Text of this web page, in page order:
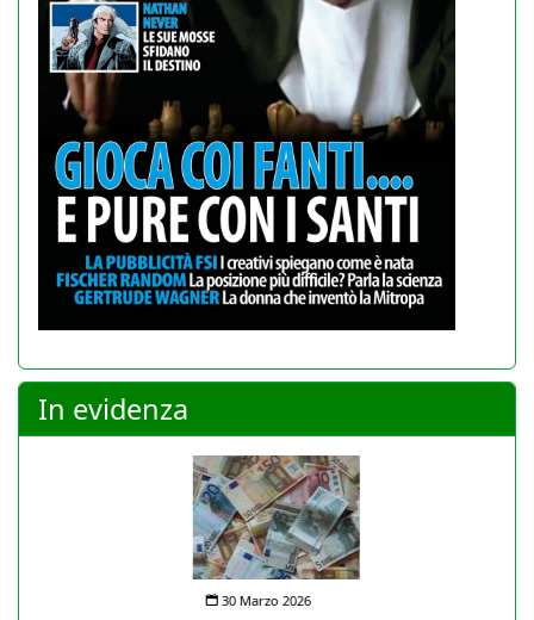
In evidenza
30 Marzo 2026